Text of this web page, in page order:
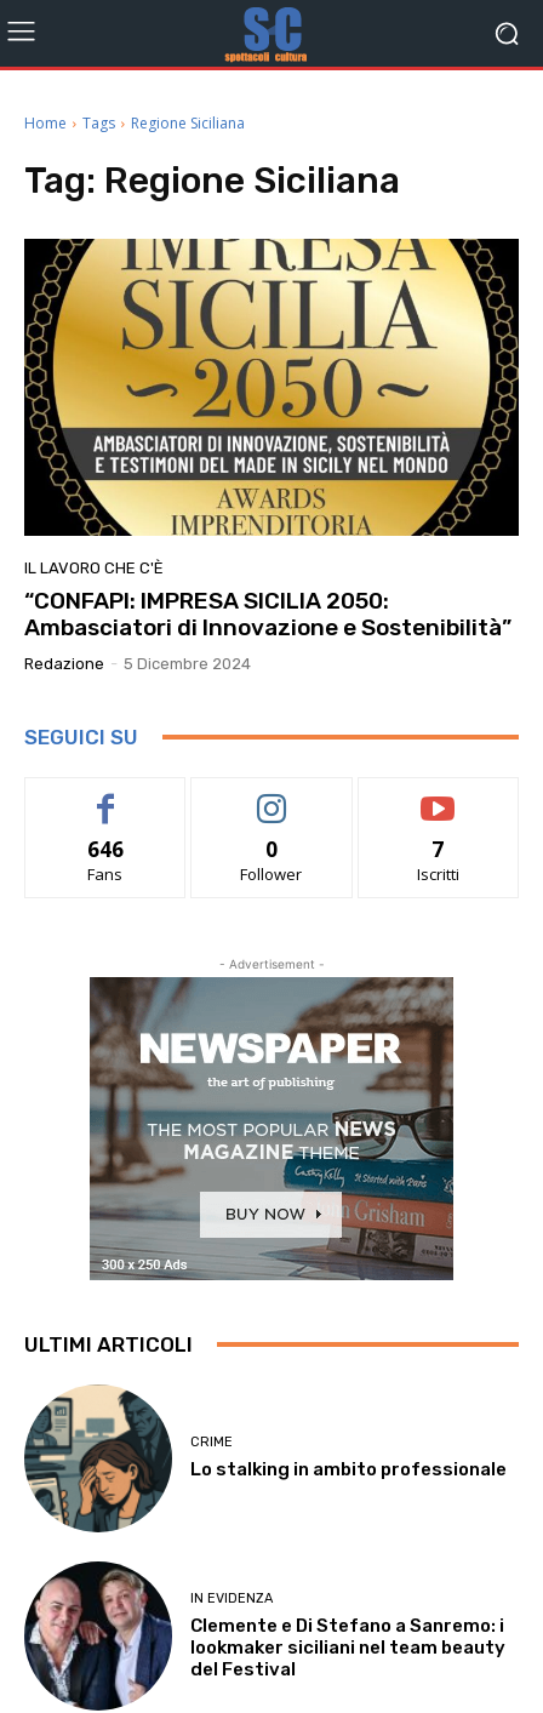
Home Tags Regione Siciliana
Tag: Regione Siciliana
IL LAVORO CHE C'È
“CONFAPI: IMPRESA SICILIA 2050:
Ambasciatori di Innovazione e Sostenibilità”
Redazione - 5 Dicembre 2024
SEGUICI SU
646
Fans
0
Follower
7
Iscritti
- Advertisement -
ULTIMI ARTICOLI
CRIME
Lo stalking in ambito professionale
IN EVIDENZA
Clemente e Di Stefano a Sanremo: i
lookmaker siciliani nel team beauty
del Festival